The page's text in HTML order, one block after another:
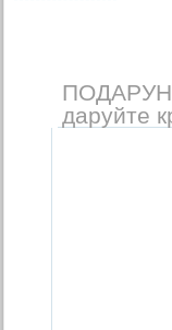
даруйте